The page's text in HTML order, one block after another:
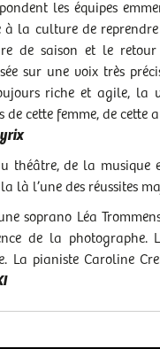
les équipes
à la culture de
de saison et le
sur une voix très
riche et agile, la
de cette femme, de
théâtre, de la
là l’une des réussites
soprano Léa
de la
La pianiste Caroline